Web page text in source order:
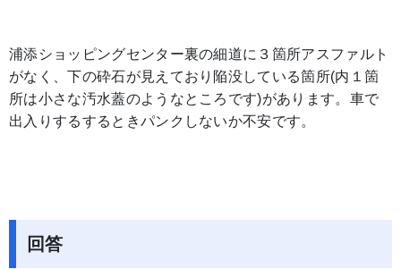
浦添ショッピングセンター裏の細道に３箇所アスファルト
がなく、下の砕石が見えており陥没している箇所(内１箇
所は小さな汚水蓋のようなところです)があります。車で
出入りするするときパンクしないか不安です。
回答